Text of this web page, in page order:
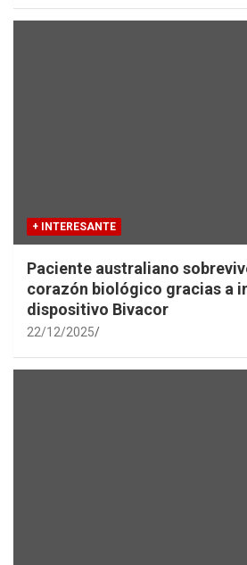
+ INTERESANTE
Paciente australiano
corazón biológico gracias a
dispositivo Bivacor
22/12/2025